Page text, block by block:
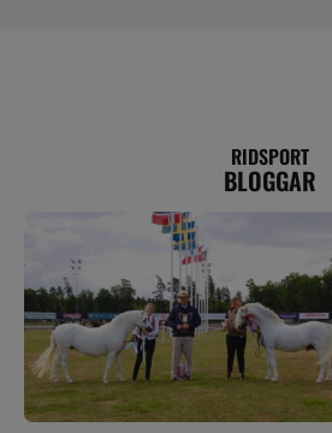
RIDSPORT
BLOGGAR